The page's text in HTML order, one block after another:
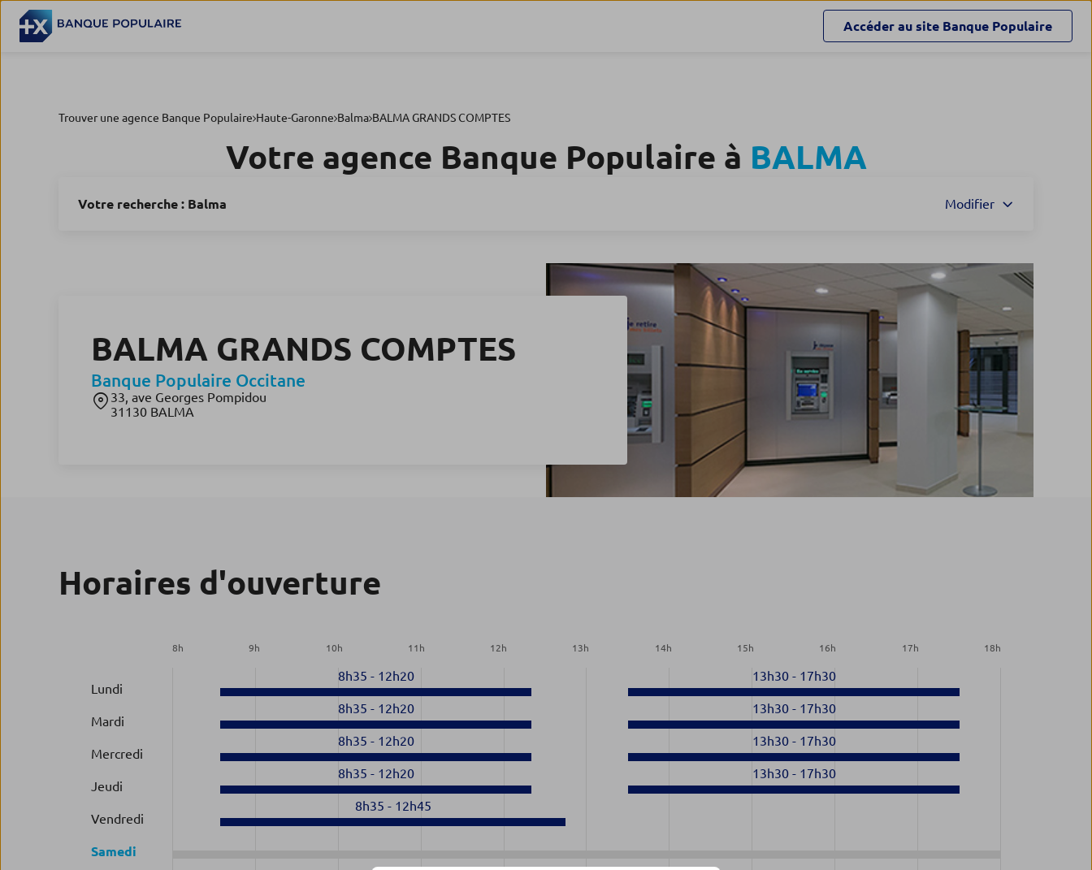
Accéder au site Banque Populaire
Trouver une agence Banque Populaire Haute-Garonne Balma BALMA GRANDS COMPTES
Votre agence Banque Populaire à BALMA
Votre recherche : Balma Modifier
BALMA GRANDS COMPTES
Banque Populaire Occitane
33, ave Georges Pompidou
31130 BALMA
Horaires d'ouverture
8h 9h 10h 11 h 12h 13h 14h 15h 16h 17h 18h
Lundi
8h35 - 12h20 13h30- 17h30
Mardi
8h35 - 12h20 13h30- 17h30
Mercredi
8h35 - 12h20 13h30- 17h30
Jeudi
8h35 - 12h20 13h30- 17h30
Vendredi
8h35 - 12h45
Samedi